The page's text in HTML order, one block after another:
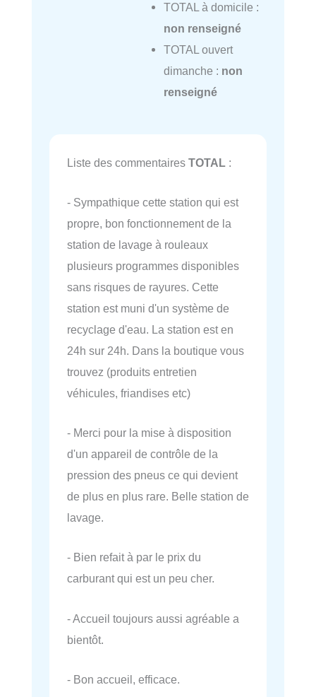
TOTAL à domicile :
non renseigné
TOTAL ouvert
dimanche : non
renseigné
Liste des commentaires TOTAL :
- Sympathique cette station qui est
propre, bon fonctionnement de la
station de lavage à rouleaux
plusieurs programmes disponibles
sans risques de rayures. Cette
station est muni d'un système de
recyclage d'eau. La station est en
24h sur 24h. Dans la boutique vous
trouvez (produits entretien
véhicules, friandises etc)
- Merci pour la mise à disposition
d'un appareil de contrôle de la
pression des pneus ce qui devient
de plus en plus rare. Belle station de
lavage.
- Bien refait à par le prix du
carburant qui est un peu cher.
- Accueil toujours aussi agréable a
bientôt.
- Bon accueil, efficace.